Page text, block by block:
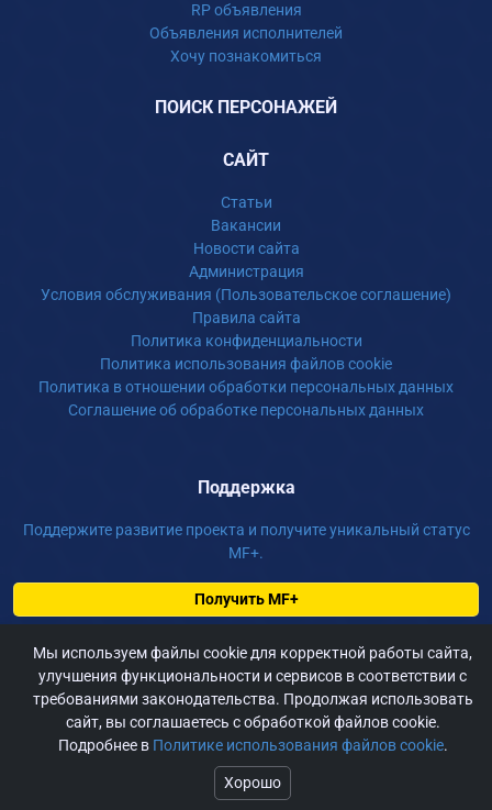
RP объявления
Объявления исполнителей
Хочу познакомиться
ПОИСК ПЕРСОНАЖЕЙ
САЙТ
Статьи
Вакансии
Новости сайта
Администрация
Условия обслуживания (Пользовательское соглашение)
Правила сайта
Политика конфиденциальности
Политика использования файлов cookie
Политика в отношении обработки персональных данных
Соглашение об обработке персональных данных
Поддержка
Поддержите развитие проекта и получите уникальный статус
MF+.
Получить MF+
Пожертвовать
©2026 m-fur.ru, Сайт для фурри России, По всем вопросам:
admin@m-fur.ru
Мы используем файлы cookie для корректной работы сайта,
улучшения функциональности и сервисов в соответствии с
требованиями законодательства. Продолжая использовать
сайт, вы соглашаетесь с обработкой файлов cookie.
Подробнее в Политике использования файлов cookie.
Хорошо